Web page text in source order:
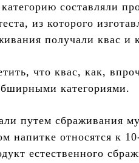
составляли
из которого
получали квас и
что квас, как,
категориями.
путем сбраживания
напитке относятся к
естественного